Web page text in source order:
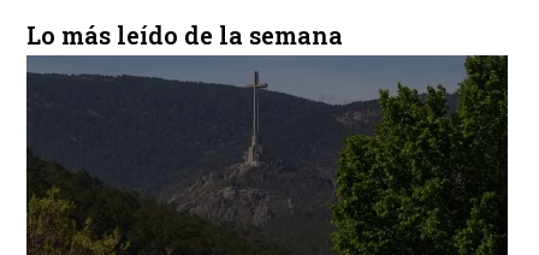
Lo más leído de la semana